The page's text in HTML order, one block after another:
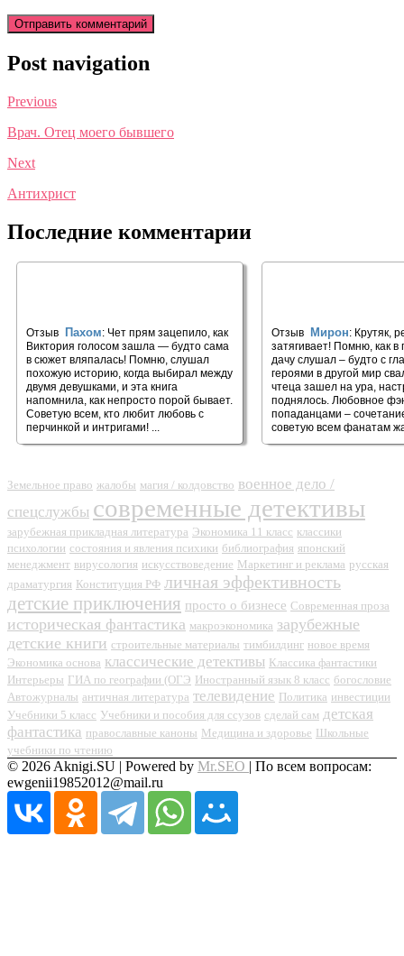
Post navigation
Previous
Врач. Отец моего бывшего
Next
Антихрист
Последние комментарии
Отзыв Пахом: Чет прям зацепило, как
Виктория голосом зашла — будто сама
в сюжет вляпалась! Помню, слушал
похожую историю, когда выбирал между
двумя девушками, и эта книга
напомнила, как непросто порой бывает.
Советую всем, кто любит любовь с
перчинкой и интригами! ...
Отзыв Мирон: Крутяк,
затягивает! Помню, как в
дачу слушал – будто с
героями в другой мир
чтеца зашел на ура,
поднялось. Любовное
попаданцами –
советую всем фанатам
Земельное право жалобы магия / колдовство военное дело /
спецслужбы современные детективы
зарубежная прикладная литература Экономика 11 класс классики
психологии состояния и явления психики библиография японский
менеджмент вирусология искусствоведение Маркетинг и реклама русская
драматургия Конституция РФ личная эффективность
детские приключения просто о бизнесе Современная проза
историческая фантастика макроэкономика зарубежные
детские книги строительные материалы тимбилдинг новое время
Экономика основа классические детективы Классика фантастики
Интерьеры ГИА по географии (ОГЭ Иностранный язык 8 класс богословие
Автожурналы античная литература телевидение Политика инвестиции
Учебники 5 класс Учебники и пособия для ссузов сделай сам детская
фантастика православные каноны Медицина и здоровье Школьные
учебники по чтению
© 2026 Aknigi.SU | Powered by Mr.SEO | По всем вопросам:
ewgenii19852012@mail.ru